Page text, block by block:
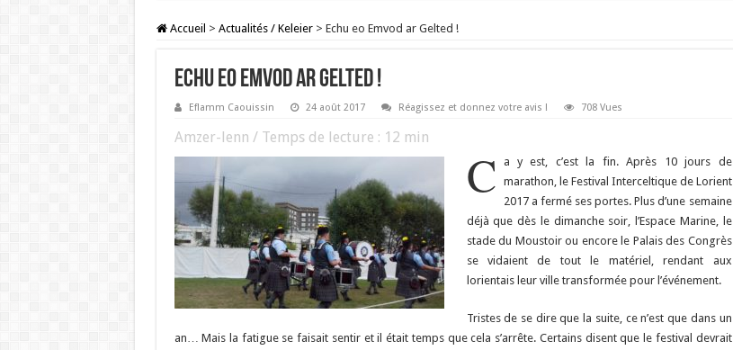
Accueil > Actualités / Keleier > Echu eo Emvod ar Gelted !
Echu eo Emvod ar Gelted !
Eflamm Caouissin 24 août 2017 Réagissez et donnez votre avis ! 708 Vues
Amzer-lenn / Temps de lecture : 12 min
C
a y est, c’est la fin. Après 10 jours de
marathon, le Festival Interceltique de Lorient
2017 a fermé ses portes. Plus d’une semaine
déjà que dès le dimanche soir, l’Espace Marine, le
stade du Moustoir ou encore le Palais des Congrès
se vidaient de tout le matériel, rendant aux
lorientais leur ville transformée pour l’événement.
Tristes de se dire que la suite, ce n’est que dans un
an… Mais la fatigue se faisait sentir et il était temps que cela s’arrête. Certains disent que le festival devrait